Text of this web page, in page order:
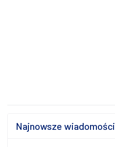
Najnowsze wiadomości